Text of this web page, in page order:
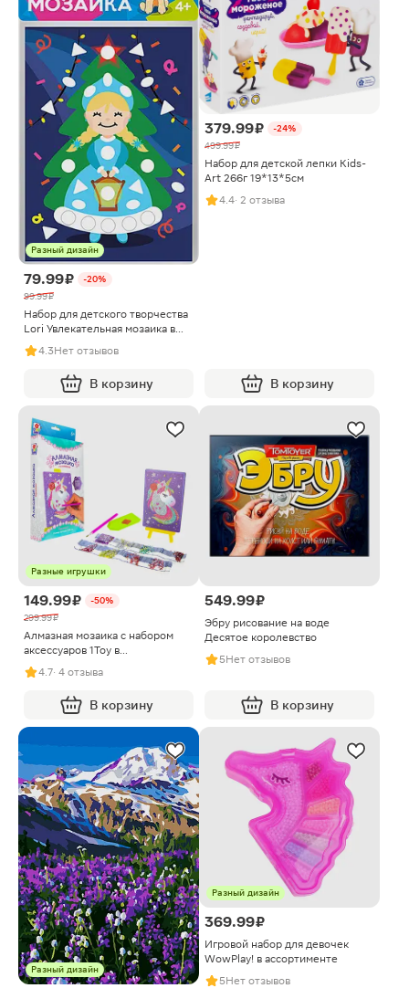
Разный дизайн
79.99 ₽
-20%
99.99 ₽
Набор для детского творчества
Lori Увлекательная мозаика в
ассортименте
4.3Нет отзывов
В корзину
379.99 ₽
-24%
499.99 ₽
Набор для детской лепки Kids-
Art 266г 19*13*5см
4.4· 2 отзыва
В корзину
Разные игрушки
149.99 ₽
-50%
299.99 ₽
Алмазная мозаика с набором
аксессуаров 1Toy в
ассортименте
4.7· 4 отзыва
В корзину
549.99 ₽
Эбру рисование на воде
Десятое королевство
5Нет отзывов
В корзину
Разный дизайн
Разный дизайн
369.99 ₽
Игровой набор для девочек
WowPlay! в ассортименте
5Нет отзывов